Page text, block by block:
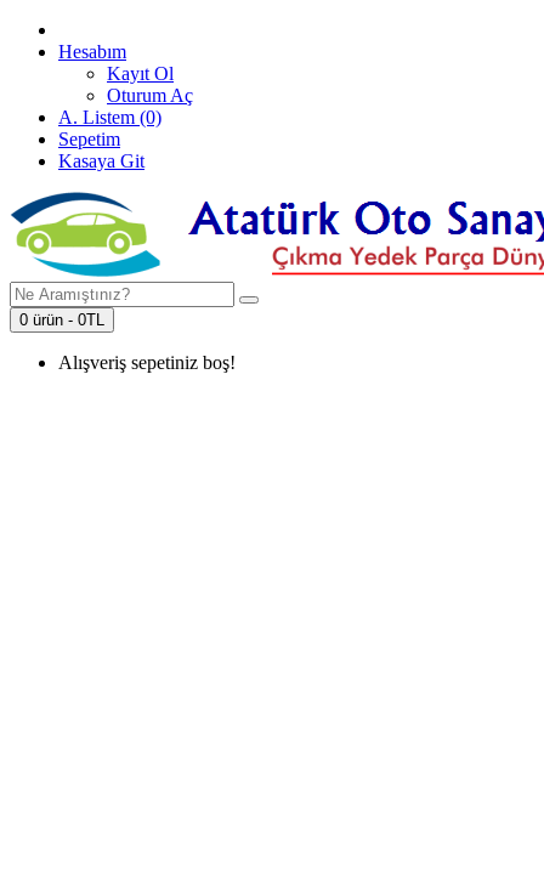
Hesabım
Kayıt Ol
Oturum Aç
A. Listem (0)
Sepetim
Kasaya Git
0 ürün - 0TL
Alışveriş sepetiniz boş!